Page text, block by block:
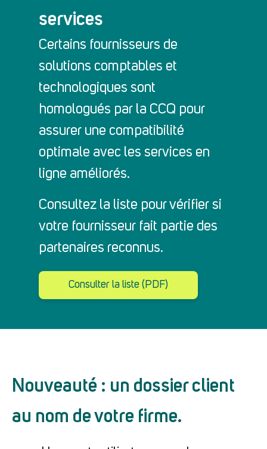
services
Certains fournisseurs de
solutions comptables et
technologiques sont
homologués par la CCQ pour
assurer une compatibilité
optimale avec les services en
ligne améliorés.
Consultez la liste pour vérifier si
votre fournisseur fait partie des
partenaires reconnus.
Consulter la liste (PDF)
Nouveauté : un dossier client
au nom de votre firme.